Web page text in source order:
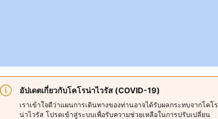
อัปเดตเกี่ยวกับโคโรน่าไวรัส (COVID-19)
เราเข้าใจดีว่าแผนการเดินทางของท่านอาจได้รับผลกระทบจากโคโร
น่าไวรัส โปรดเข้าสู่ระบบเพื่อรับความช่วยเหลือในการปรับเปลี่ยน